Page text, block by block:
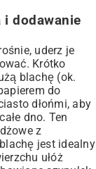
i dodawanie
uderz je
Krótko
blachę (ok.
do
dłońmi, aby
dno. Ten
z
jest idealny
ułóż